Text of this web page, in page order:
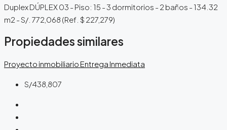
Duplex DÚPLEX 03 - Piso: 15 - 3 dormitorios - 2 baños - 134.32
m2 - S/. 772,068 (Ref. $ 227,279)
Propiedades similares
Proyecto inmobiliario Entrega Inmediata
S/438,807